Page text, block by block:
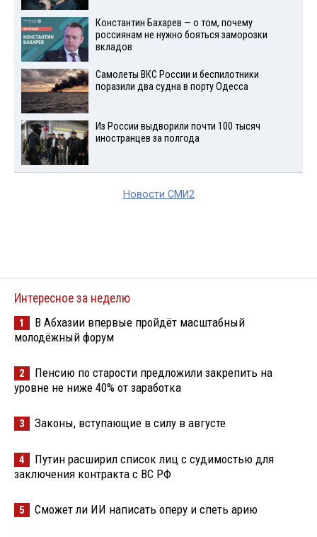
Константин Бахарев — о том, почему
россиянам не нужно бояться заморозки
вкладов
Самолеты ВКС России и беспилотники
поразили два судна в порту Одесса
Из России выдворили почти 100 тысяч
иностранцев за полгода
Новости СМИ2
Интересное за неделю
1
В Абхазии впервые пройдёт масштабный
молодёжный форум
2
Пенсию по старости предложили закрепить на
уровне не ниже 40% от заработка
3 Законы, вступающие в силу в августе
4
Путин расширил список лиц с судимостью для
заключения контракта с ВС РФ
5 Сможет ли ИИ написать оперу и спеть арию